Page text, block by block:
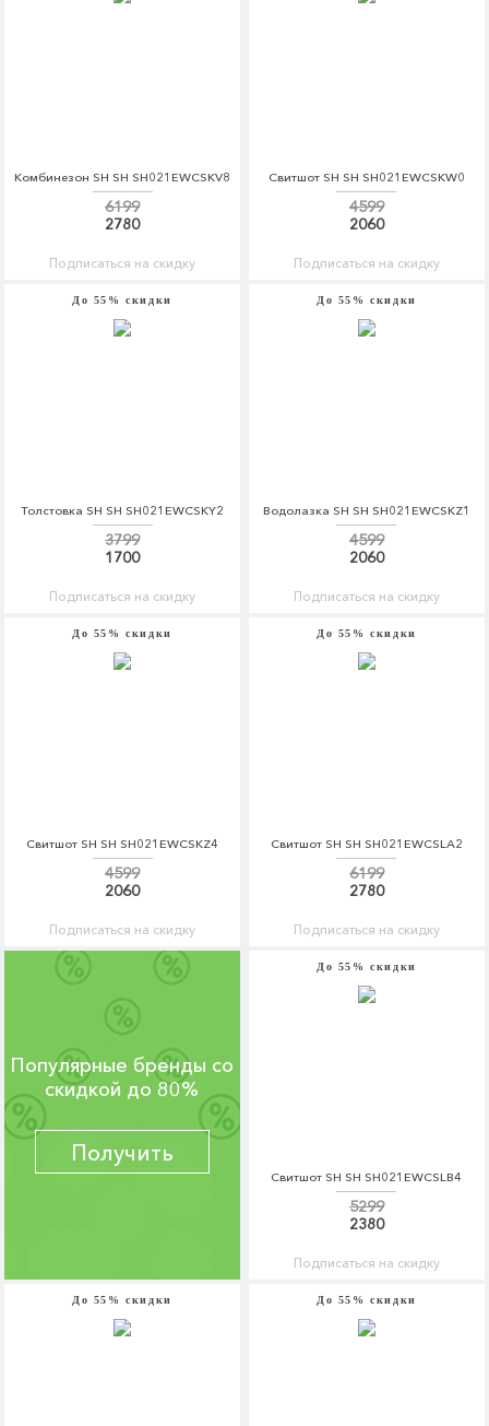
Комбинезон SH SH SH021EWCSKV8
6199
2780
Подписаться на скидку
Свитшот SH SH SH021EWCSKW0
4599
2060
Подписаться на скидку
До 55% скидки
Толстовка SH SH SH021EWCSKY2
3799
1700
Подписаться на скидку
До 55% скидки
Водолазка SH SH SH021EWCSKZ1
4599
2060
Подписаться на скидку
До 55% скидки
Свитшот SH SH SH021EWCSKZ4
4599
2060
Подписаться на скидку
До 55% скидки
Свитшот SH SH SH021EWCSLA2
6199
2780
Подписаться на скидку
Популярные бренды со
скидкой до 80%
Получить
До 55% скидки
Свитшот SH SH SH021EWCSLB4
5299
2380
Подписаться на скидку
До 55% скидки До 55% скидки